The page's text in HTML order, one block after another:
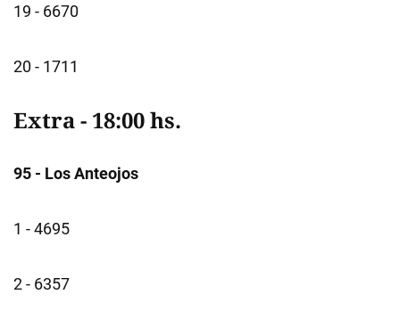
19 - 6670
20 - 1711
Extra - 18:00 hs.
95 - Los Anteojos
1 - 4695
2 - 6357